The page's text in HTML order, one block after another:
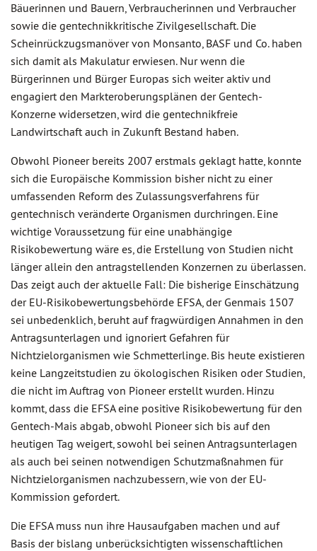
Bäuerinnen und Bauern, Verbraucherinnen und Verbraucher
sowie die gentechnikkritische Zivilgesellschaft. Die
Scheinrückzugsmanöver von Monsanto, BASF und Co. haben
sich damit als Makulatur erwiesen. Nur wenn die
Bürgerinnen und Bürger Europas sich weiter aktiv und
engagiert den Markteroberungsplänen der Gentech-
Konzerne widersetzen, wird die gentechnikfreie
Landwirtschaft auch in Zukunft Bestand haben.
Obwohl Pioneer bereits 2007 erstmals geklagt hatte, konnte
sich die Europäische Kommission bisher nicht zu einer
umfassenden Reform des Zulassungsverfahrens für
gentechnisch veränderte Organismen durchringen. Eine
wichtige Voraussetzung für eine unabhängige
Risikobewertung wäre es, die Erstellung von Studien nicht
länger allein den antragstellenden Konzernen zu überlassen.
Das zeigt auch der aktuelle Fall: Die bisherige Einschätzung
der EU-Risikobewertungsbehörde EFSA, der Genmais 1507
sei unbedenklich, beruht auf fragwürdigen Annahmen in den
Antragsunterlagen und ignoriert Gefahren für
Nichtzielorganismen wie Schmetterlinge. Bis heute existieren
keine Langzeitstudien zu ökologischen Risiken oder Studien,
die nicht im Auftrag von Pioneer erstellt wurden. Hinzu
kommt, dass die EFSA eine positive Risikobewertung für den
Gentech-Mais abgab, obwohl Pioneer sich bis auf den
heutigen Tag weigert, sowohl bei seinen Antragsunterlagen
als auch bei seinen notwendigen Schutzmaßnahmen für
Nichtzielorganismen nachzubessern, wie von der EU-
Kommission gefordert.
Die EFSA muss nun ihre Hausaufgaben machen und auf
Basis der bislang unberücksichtigten wissenschaftlichen